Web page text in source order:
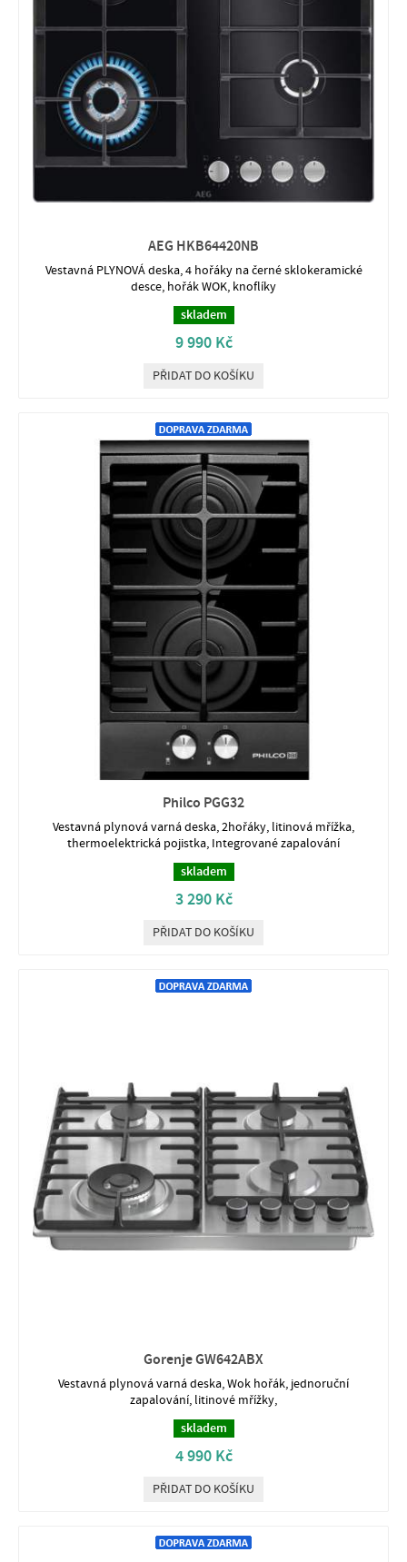
AEG HKB64420NB
Vestavná PLYNOVÁ deska, 4 hořáky na černé sklokeramické
desce, hořák WOK, knoflíky
skladem
9 990 Kč
PŘIDAT DO KOŠÍKU
Philco PGG32
Vestavná plynová varná deska, 2hořáky, litinová mřížka,
thermoelektrická pojistka, Integrované zapalování
skladem
3 290 Kč
PŘIDAT DO KOŠÍKU
Gorenje GW642ABX
Vestavná plynová varná deska, Wok hořák, jednoruční
zapalování, litinové mřížky,
skladem
4 990 Kč
PŘIDAT DO KOŠÍKU